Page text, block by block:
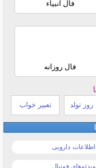
فال انبیاء
فال روزانه
روز تولد تعبیر خواب
اطلاعات دارویی
ویدئوهای فوتبال